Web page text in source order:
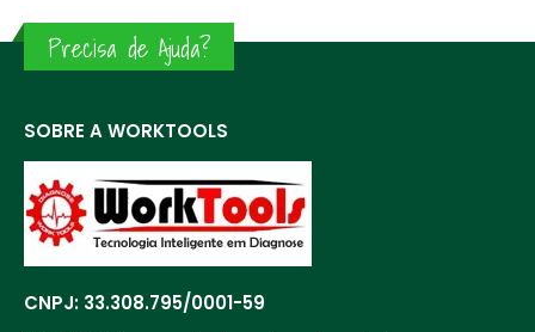
Precisa de Ajuda?
SOBRE A WORKTOOLS
CNPJ: 33.308.795/0001-59